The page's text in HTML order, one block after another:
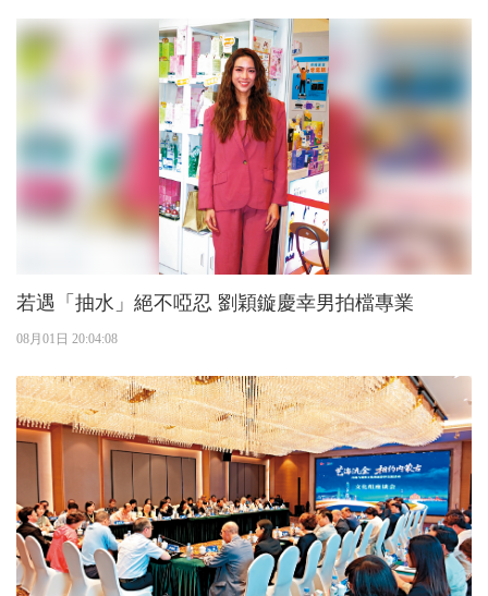
若遇「抽水」絕不啞忍 劉穎鏇慶幸男拍檔專業
08月01日 20:04:08